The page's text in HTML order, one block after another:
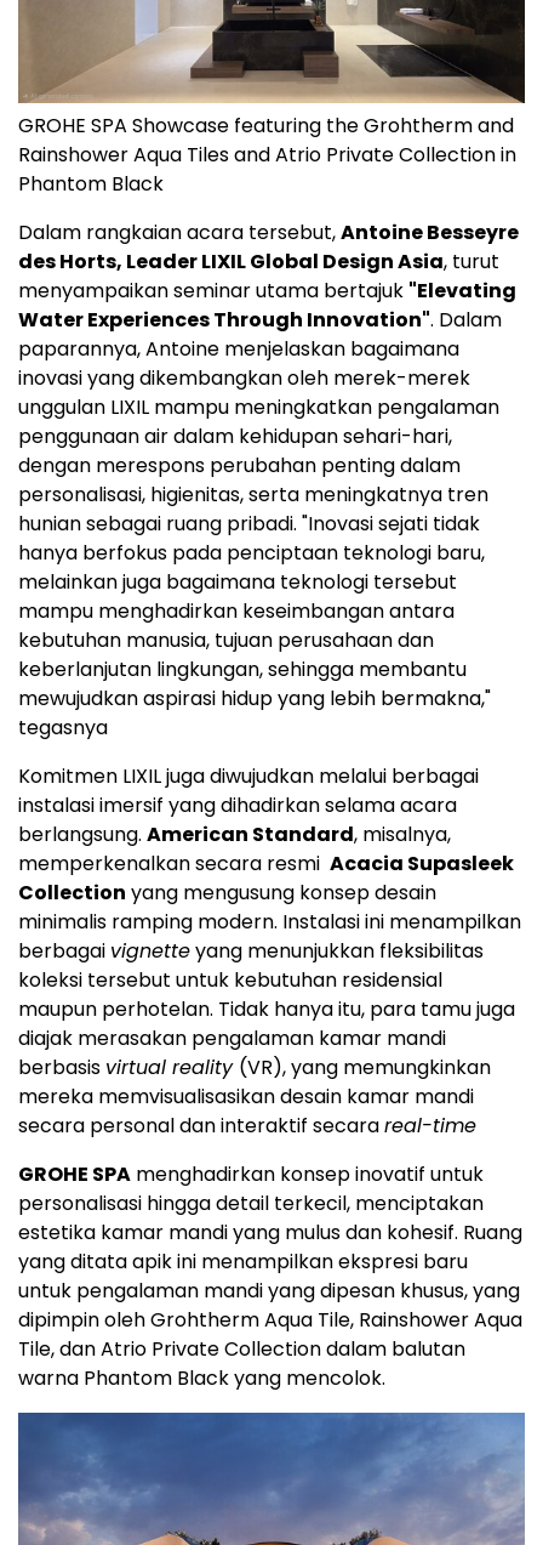
GROHE SPA Showcase featuring the Grohtherm and
Rainshower Aqua Tiles and Atrio Private Collection in
Phantom Black
Dalam rangkaian acara tersebut,Antoine Besseyre
des Horts, Leader LIXIL Global Design Asia, turut
menyampaikan seminar utama bertajuk "Elevating
Water Experiences Through Innovation". Dalam
paparannya, Antoine menjelaskan bagaimana
inovasi yang dikembangkan oleh merek-merek
unggulan LIXIL mampu meningkatkan pengalaman
penggunaan air dalam kehidupan sehari-hari,
dengan merespons perubahan penting dalam
personalisasi, higienitas, serta meningkatnya tren
hunian sebagai ruang pribadi. "Inovasi sejati tidak
hanya berfokus pada penciptaan teknologi baru,
melainkan juga bagaimana teknologi tersebut
mampu menghadirkan keseimbangan antara
kebutuhan manusia, tujuan perusahaan dan
keberlanjutan lingkungan, sehingga membantu
mewujudkan aspirasi hidup yang lebih bermakna,"
tegasnya
Komitmen LIXIL juga diwujudkan melalui berbagai
instalasi imersif yang dihadirkan selama acara
berlangsung. American Standard, misalnya,
memperkenalkan secara resmi Acacia Supasleek
Collection yang mengusung konsep desain
minimalis ramping modern. Instalasi ini menampilkan
berbagai vignetteyang menunjukkan fleksibilitas
koleksi tersebut untuk kebutuhan residensial
maupun perhotelan. Tidak hanya itu, para tamu juga
diajak merasakan pengalaman kamar mandi
berbasis virtual reality (VR), yang memungkinkan
mereka memvisualisasikan desain kamar mandi
secara personal dan interaktif secarareal-time
GROHE SPA menghadirkan konsep inovatif untuk
personalisasi hingga detail terkecil, menciptakan
estetika kamar mandi yang mulus dan kohesif. Ruang
yang ditata apik ini menampilkan ekspresi baru
untuk pengalaman mandi yang dipesan khusus, yang
dipimpin oleh Grohtherm Aqua Tile, Rainshower Aqua
Tile, dan Atrio Private Collection dalam balutan
warna Phantom Black yang mencolok.